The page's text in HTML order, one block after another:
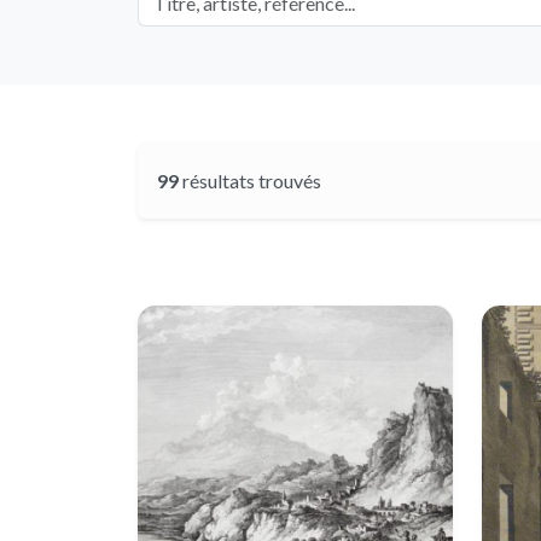
99résultats trouvés